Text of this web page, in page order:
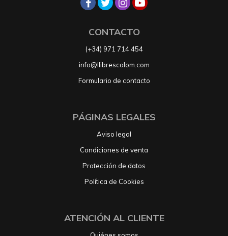
CONTACTO
(+34) 971 714 454
info@llibrescolom.com
Formulario de contacto
PÁGINAS LEGALES
Aviso legal
Condiciones de venta
Protección de datos
Política de Cookies
ATENCIÓN AL CLIENTE